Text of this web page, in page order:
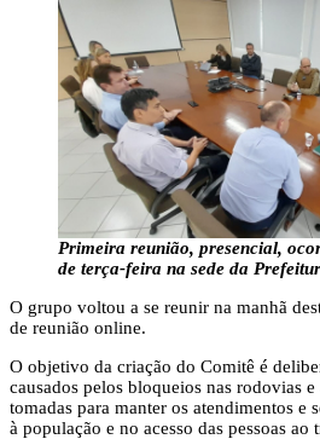
Primeira reunião, presencial,
de terça-feira na sede da
O grupo voltou a se reunir na manhã
de reunião online.
O objetivo da criação do Comitê é
causados pelos bloqueios nas rodovias
tomadas para manter os atendimentos e
à população e no acesso das pessoas ao